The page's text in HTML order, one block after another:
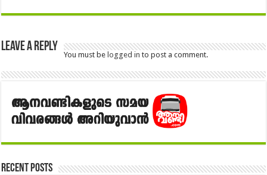
Leave a Reply
You must belogged in to post a comment.
Recent Posts